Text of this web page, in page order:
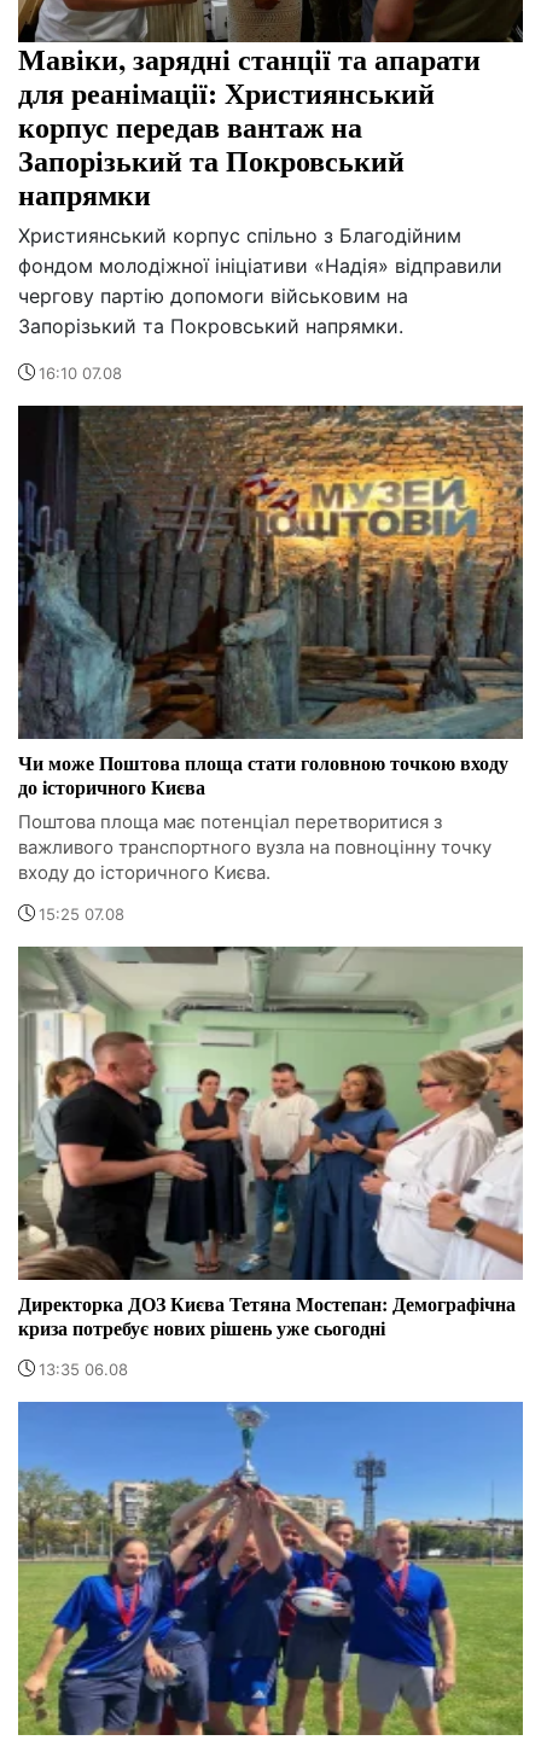
Мавіки, зарядні станції та апарати
для реанімації: Християнський
корпус передав вантаж на
Запорізький та Покровський
напрямки
Християнський корпус спільно з Благодійним
фондом молодіжної ініціативи «Надія» відправили
чергову партію допомоги військовим на
Запорізький та Покровський напрямки.
16:10 07.08
Чи може Поштова площа стати головною точкою входу
до історичного Києва
Поштова площа має потенціал перетворитися з
важливого транспортного вузла на повноцінну точку
входу до історичного Києва.
15:25 07.08
Директорка ДОЗ Києва Тетяна Мостепан: Демографічна
криза потребує нових рішень уже сьогодні
13:35 06.08